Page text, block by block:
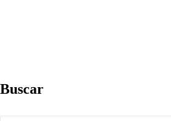
Buscar